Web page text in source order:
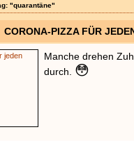
"quarantäne"
CORONA-PIZZA FÜR
Manche drehen
durch. 😳